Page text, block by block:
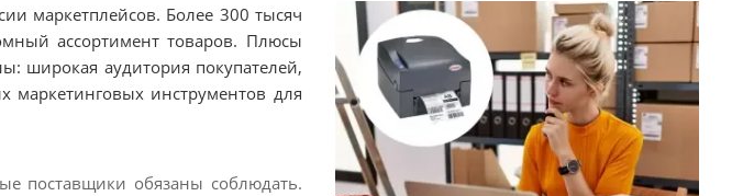
маркетплейсов. Более 300 тысяч
ассортимент товаров. Плюсы
широкая аудитория покупателей,
маркетинговых инструментов для
поставщики обязаны соблюдать.